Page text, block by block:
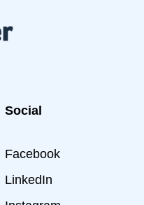
Social
Facebook
LinkedIn